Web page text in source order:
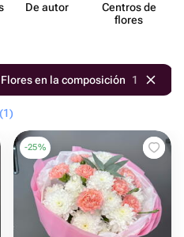
De autor
Centros de
flores
Flores en la composición 1
-25%